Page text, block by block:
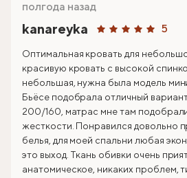
kanareyka 5
полгода назад
Оптимальная кровать для
красивую кровать с высокой
небольшая, нужна была модель
Бьёсе подобрала отличный
200/160, матрас мне там
жесткости. Понравился довольно
белья, для моей спальни любая
это выход. Ткань обивки очень
анатомическое, никаких проблем,